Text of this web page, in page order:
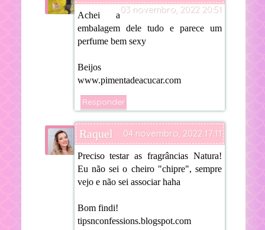
03 novembro, 2022 20:51
Achei a
embalagem dele tudo e parece um
perfume bem sexy
Beijos
www.pimentadeacucar.com
Responder
Raquel 04 novembro, 2022 17:11
Preciso testar as fragrâncias Natura!
Eu não sei o cheiro "chipre", sempre
vejo e não sei associar haha
Bom findi!
tipsnconfessions.blogspot.com